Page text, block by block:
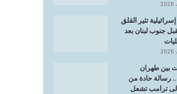
تثير القلق
جنوب لبنان بعد
بين طهران
رسالة حادة من
إلى ترامب تشعل